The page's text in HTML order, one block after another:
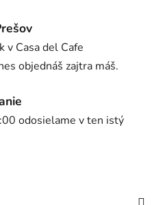
v Casa del Cafe
objednáš zajtra máš.
odosielame v ten istý